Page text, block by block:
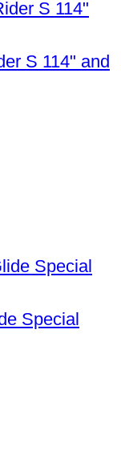
S 114" and
Special